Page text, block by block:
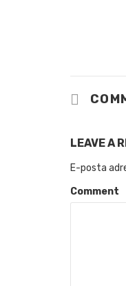
LEAVE A
E-posta
Comment